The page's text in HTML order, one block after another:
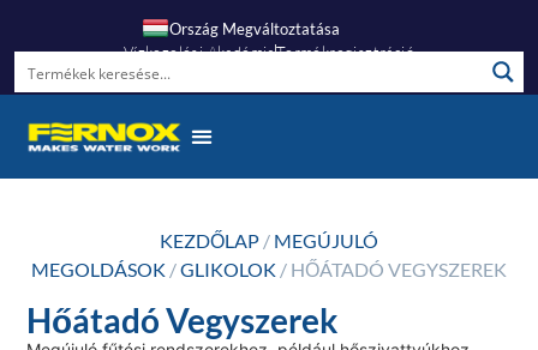
Ország Megváltoztatása
Vízkezelési AkadémiaTermékregisztráció
KEZDŐLAP / MEGÚJULÓ
MEGOLDÁSOK /GLIKOLOK / HŐÁTADÓ VEGYSZEREK
Hőátadó Vegyszerek